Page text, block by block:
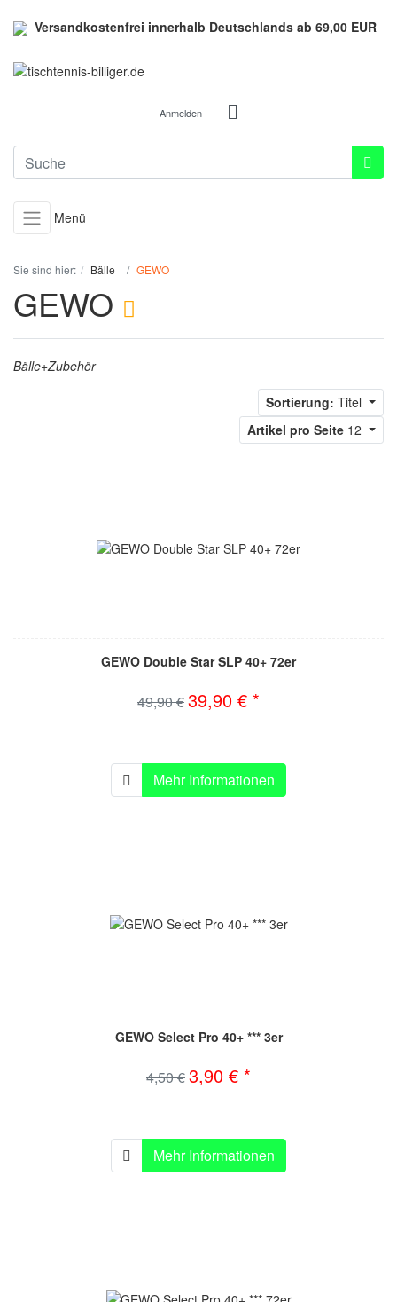
Versandkostenfrei innerhalb Deutschlands ab 69,00 EUR
Anmelden
Menü
Sie sind hier: Bälle GEWO
GEWO
Bälle+Zubehör
Sortierung: Titel
Artikel pro Seite 12
GEWO Double Star SLP 40+ 72er
49,90 €39,90 € *
Mehr Informationen
GEWO Select Pro 40+ *** 3er
4,50 €3,90 € *
Mehr Informationen